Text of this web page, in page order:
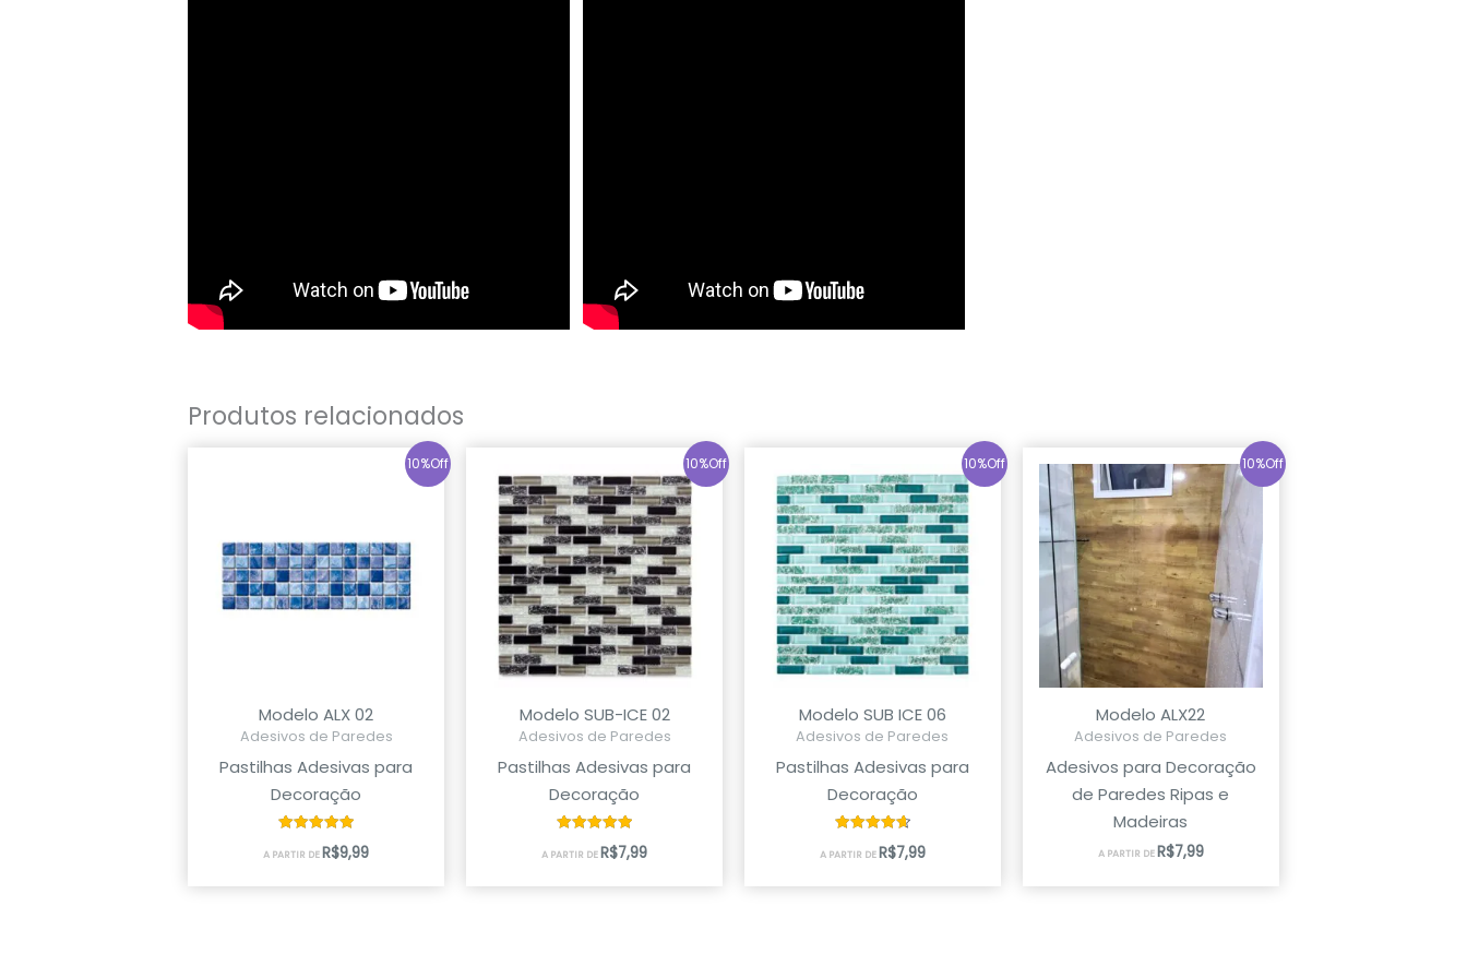
Produtos relacionados
10%Off
Modelo ALX 02
Adesivos de Paredes
Pastilhas Adesivas para
Decoração
Avaliação
5.00
A PARTIR DER$9,99
10%Off
Modelo SUB-ICE 02
Adesivos de Paredes
Pastilhas Adesivas para
Decoração
Avaliação
5.00
A PARTIR DER$7,99
10%Off
Modelo SUB ICE 06
Adesivos de Paredes
Pastilhas Adesivas para
Decoração
Avaliação
4.67
A PARTIR DER$7,99
10%Off
Modelo ALX22
Adesivos de Paredes
Adesivos para Decoração
de Paredes Ripas e
Madeiras
A PARTIR DER$7,99